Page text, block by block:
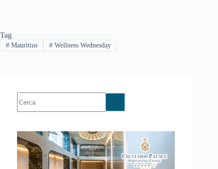
Tag
#Mauritius #Wellness Wednesday
risultato